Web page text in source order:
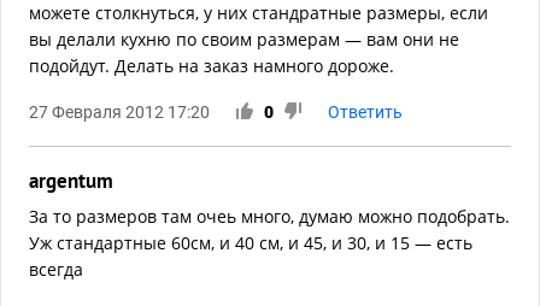
можете столкнуться, у них стандратные размеры, если
вы делали кухню по своим размерам — вам они не
подойдут. Делать на заказ намного дороже.
27 Февраля 2012 17:20 0 Ответить
argentum
За то размеров там очеь много, думаю можно подобрать.
Уж стандартные 60см, и 40 см, и 45, и 30, и 15 — есть
всегда